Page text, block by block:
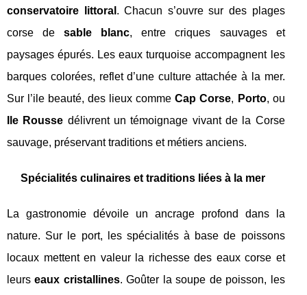
conservatoire littoral . Chacun s’ouvre sur des plages
corse desable blanc, entre criques sauvages et
paysages épurés. Les eaux turquoise accompagnent les
barques colorées, reflet d’une culture attachée à la mer.
Sur l’ile beauté, des lieux commeCap Corse, Porto, ou
Ile Rousse délivrent un témoignage vivant de la Corse
sauvage, préservant traditions et métiers anciens.
Spécialités culinaires et traditions liées à la mer
La gastronomie dévoile un ancrage profond dans la
nature. Sur le port, les spécialités à base de poissons
locaux mettent en valeur la richesse des eaux corse et
leurseaux cristallines. Goûter la soupe de poisson, les